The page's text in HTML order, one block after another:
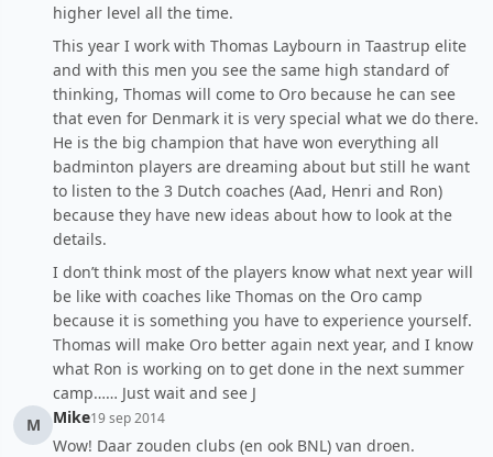
higher level all the time.
This year I work with Thomas Laybourn in Taastrup elite
and with this men you see the same high standard of
thinking, Thomas will come to Oro because he can see
that even for Denmark it is very special what we do there.
He is the big champion that have won everything all
badminton players are dreaming about but still he want
to listen to the 3 Dutch coaches (Aad, Henri and Ron)
because they have new ideas about how to look at the
details.
I don’t think most of the players know what next year will
be like with coaches like Thomas on the Oro camp
because it is something you have to experience yourself.
Thomas will make Oro better again next year, and I know
what Ron is working on to get done in the next summer
camp…… Just wait and see J
M
Mike19 sep 2014
Wow! Daar zouden clubs (en ook BNL) van droen.